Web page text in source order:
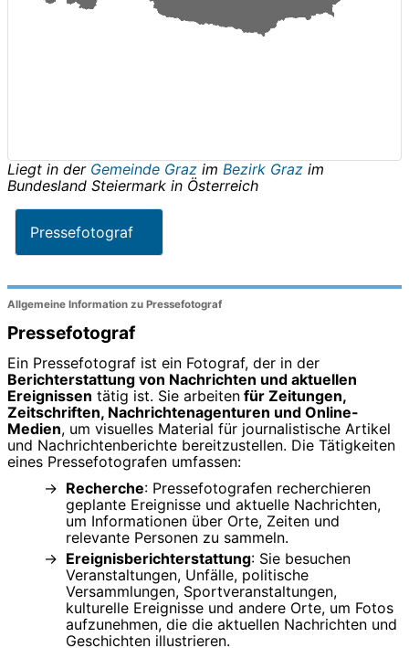
Liegt in der Gemeinde Graz im Bezirk Graz im
Bundesland Steiermark in Österreich
Pressefotograf
Allgemeine Information zu Pressefotograf
Pressefotograf
Ein Pressefotograf ist ein Fotograf, der in der
Berichterstattung von Nachrichten und aktuellen
Ereignissen tätig ist. Sie arbeiten für Zeitungen,
Zeitschriften, Nachrichtenagenturen und Online-
Medien, um visuelles Material für journalistische Artikel
und Nachrichtenberichte bereitzustellen. Die Tätigkeiten
eines Pressefotografen umfassen:
Recherche: Pressefotografen recherchieren
geplante Ereignisse und aktuelle Nachrichten,
um Informationen über Orte, Zeiten und
relevante Personen zu sammeln.
Ereignisberichterstattung: Sie besuchen
Veranstaltungen, Unfälle, politische
Versammlungen, Sportveranstaltungen,
kulturelle Ereignisse und andere Orte, um Fotos
aufzunehmen, die die aktuellen Nachrichten und
Geschichten illustrieren.